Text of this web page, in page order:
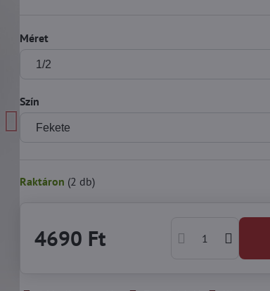
Méret
Szín
Raktáron (2 db)
4690 Ft